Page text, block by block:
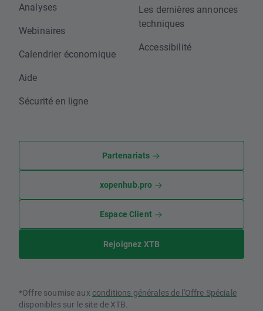
Analyses
Webinaires
Calendrier économique
Aide
Sécurité en ligne
Les dernières annonces
techniques
Accessibilité
Partenariats
xopenhub.pro
Espace Client
Rejoignez XTB
*Offre soumise aux conditions générales de l'Offre Spéciale
disponibles sur le site de XTB.